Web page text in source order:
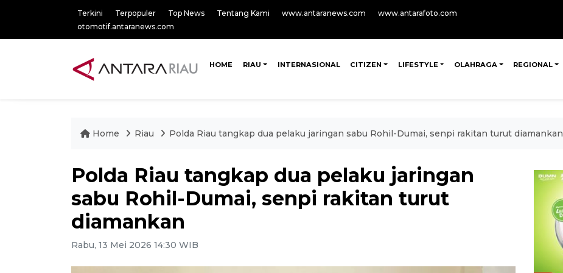
Terkini Terpopuler Top News Tentang Kami www.antaranews.com
www.antarafoto.com
otomotif.antaranews.com
HOME RIAU INTERNASIONAL CITIZEN LIFESTYLE OLAHRAGA REGIONAL
Home Riau Polda Riau tangkap dua pelaku jaringan sabu Rohil-Dumai, senpi rakitan turut diamankan
Polda Riau tangkap dua pelaku jaringan
sabu Rohil-Dumai, senpi rakitan turut
diamankan
Rabu, 13 Mei 2026 14:30 WIB